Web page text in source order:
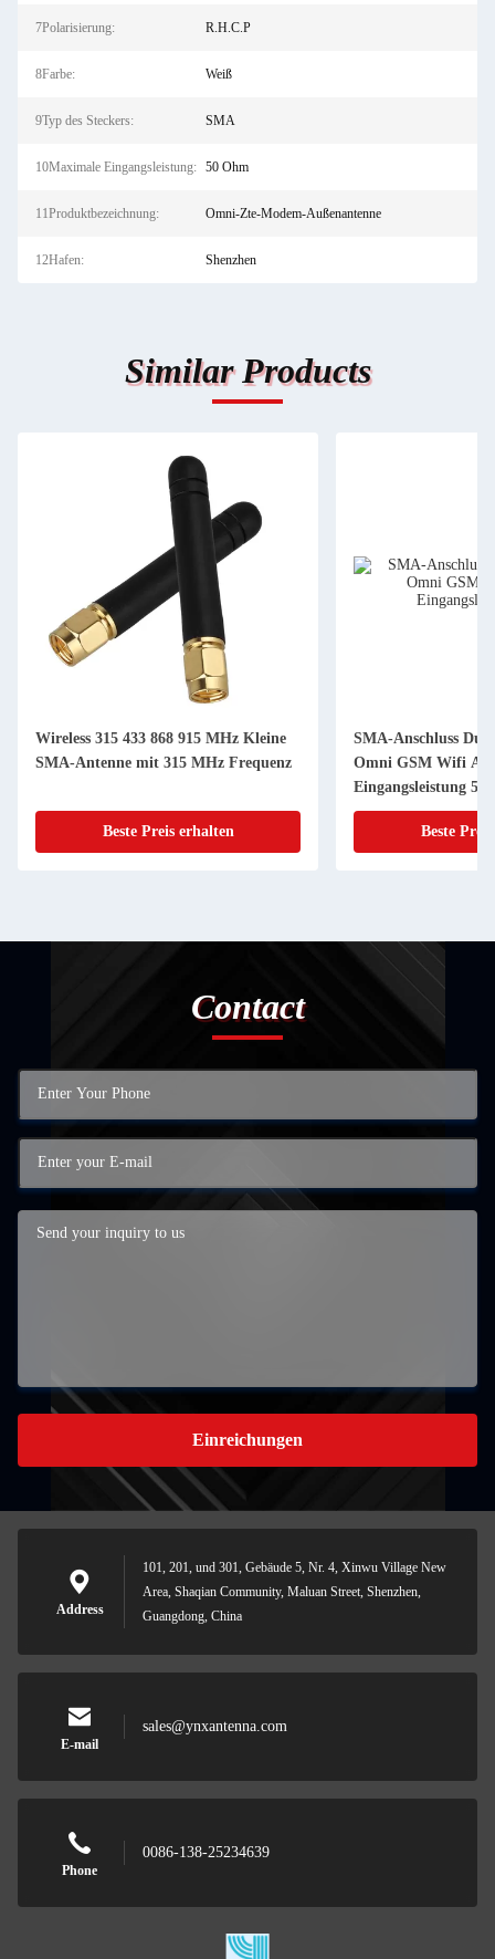
7Polarisierung: R.H.C.P
8Farbe: Weiß
9Typ des Steckers: SMA
10Maximale Eingangsleistung: 50 Ohm
11Produktbezeichnung: Omni-Zte-Modem-Außenantenne
12Hafen: Shenzhen
Similar Products
Wireless 315 433 868 915 MHz Kleine
SMA-Antenne mit 315 MHz Frequenz
Beste Preis erhalten
SMA-Anschluss
Omni GSM Wifi
Eingangsleistung
Beste
Contact
Einreichungen
Address
101, 201, und 301, Gebäude 5, Nr. 4, Xinwu Village New
Area, Shaqian Community, Maluan Street, Shenzhen,
Guangdong, China
E-mail
sales@ynxantenna.com
Phone
0086-138-25234639